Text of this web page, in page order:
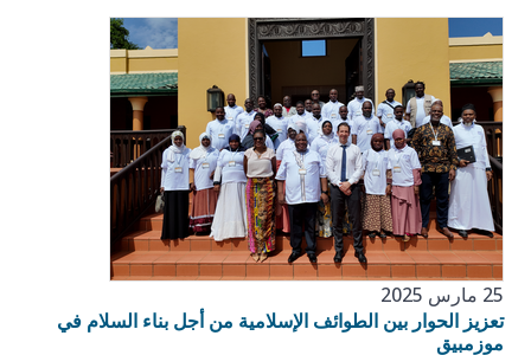
25 مارس 2025
تعزيز الحوار بين الطوائف الإسلامية من أجل بناء السلام في
موزمبيق